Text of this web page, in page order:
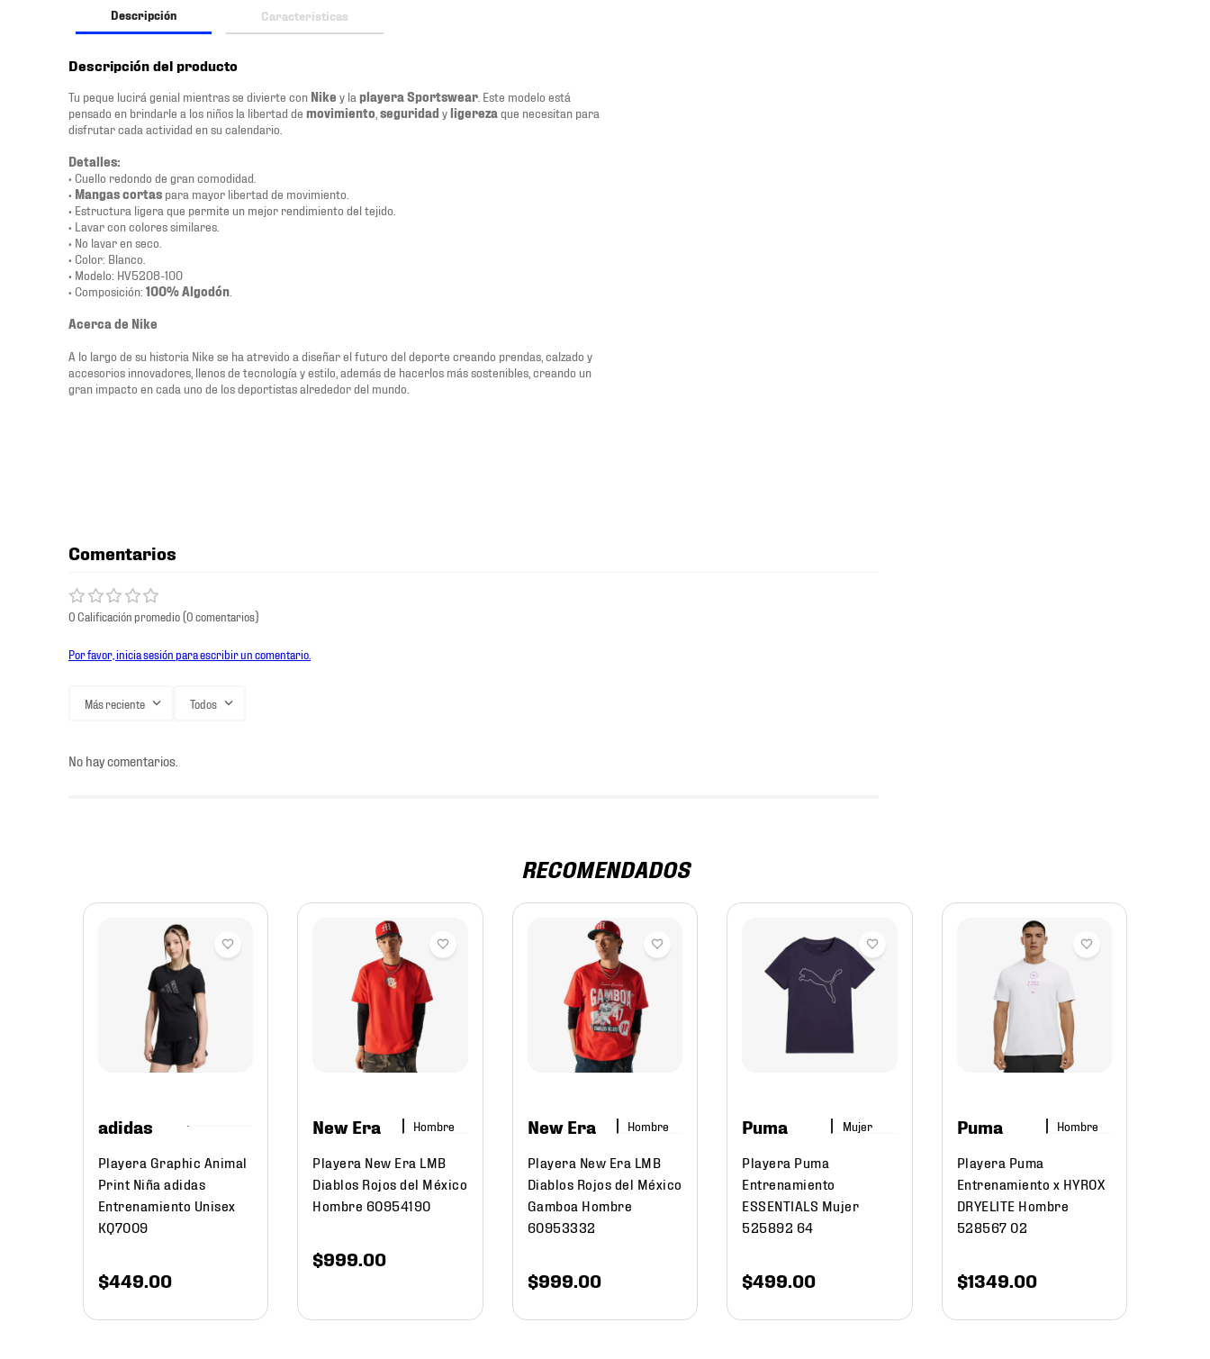
Descripción Características
Descripción del producto
Tu peque lucirá genial mientras se divierte con Nike y la playera Sportswear . Este modelo está
pensado en brindarle a los niños la libertad de movimiento seguridad yligereza que necesitan para
disfrutar cada actividad en su calendario.
Detalles:
• Cuello redondo de gran comodidad.
• Mangas cortas para mayor libertad de movimiento.
• Estructura ligera que permite un mejor rendimiento del tejido.
• Lavar con colores similares.
• No lavar en seco.
• Color: Blanco.
• Modelo: HV5208-100
• Composición: 100% Algodón
Acerca de Nike
A lo largo de su historia Nike se ha atrevido a diseñar el futuro del deporte creando prendas, calzado y
accesorios innovadores, llenos de tecnología y estilo, además de hacerlos más sostenibles, creando un
gran impacto en cada uno de los deportistas alrededor del mundo.
Comentarios
0 Calificación promedio(0 comentarios)
Por favor, inicia sesión para escribir un comentario.
Más reciente Todos
No hay comentarios.
RECOMENDADOS
adidas
Playera Graphic Animal
Print Niña adidas
Entrenamiento Unisex
KQ7009
$449.00
New Era Hombre
Playera New Era LMB
Diablos Rojos del México
Hombre 60954190
$999.00
New Era Hombre
Playera New Era LMB
Diablos Rojos del México
Gamboa Hombre
60953332
$999.00
Puma Mujer
Playera Puma
Entrenamiento
ESSENTIALS Mujer
525892 64
$499.00
Puma Hombre
Playera Puma
Entrenamiento x HYROX
DRYELITE Hombre
528567 02
$1349.00